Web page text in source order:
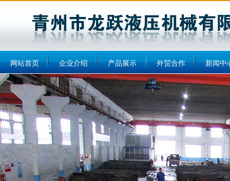
网站首页 企业介绍 产品展示 外贸合作 新闻中